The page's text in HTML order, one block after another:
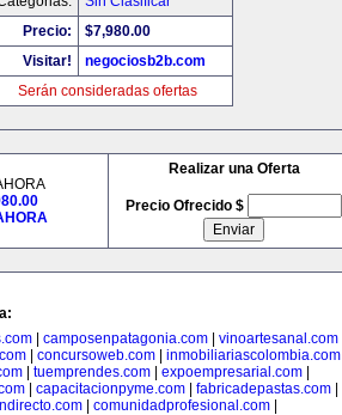
Precio:
$7,980.00
Visitar!
negociosb2b.com
Serán consideradas ofertas
Realizar una Oferta
Precio Ofrecido $
camposenpatagonia.com vinoartesanal.com
concursoweb.com inmobiliariascolombia.com
| tuemprendes.com| expoempresarial.com|
capacitacionpyme.com fabricadepastas.com
| comunidadprofesional.com|